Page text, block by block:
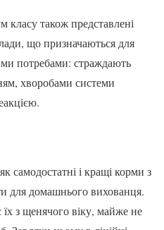
класу також представлені
що призначаються для
потребами: страждають
хворобами системи
самодостатні і кращі корми з
для домашнього вихованця.
з щенячого віку, майже не